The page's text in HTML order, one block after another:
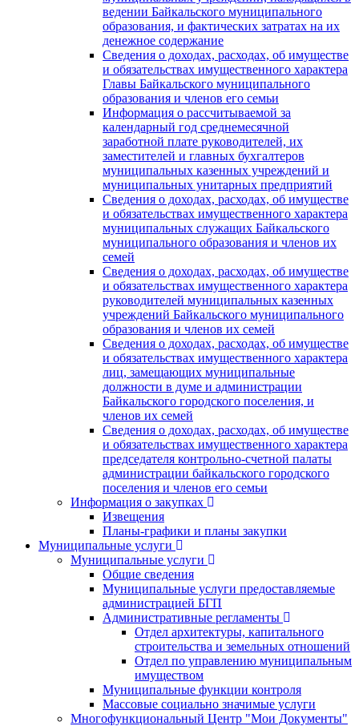
ведении Байкальского муниципального
образования, и фактических затратах на их
денежное содержание
Сведения о доходах, расходах, об имуществе
и обязательствах имущественного характера
Главы Байкальского муниципального
образования и членов его семьи
Информация о рассчитываемой за
календарный год среднемесячной
заработной плате руководителей, их
заместителей и главных бухгалтеров
муниципальных казенных учреждений и
муниципальных унитарных предприятий
Сведения о доходах, расходах, об имуществе
и обязательствах имущественного характера
муниципальных служащих Байкальского
муниципального образования и членов их
семей
Сведения о доходах, расходах, об имуществе
и обязательствах имущественного характера
руководителей муниципальных казенных
учреждений Байкальского муниципального
образования и членов их семей
Сведения о доходах, расходах, об имуществе
и обязательствах имущественного характера
лиц, замещающих муниципальные
должности в думе и администрации
Байкальского городского поселения, и
членов их семей
Сведения о доходах, расходах, об имуществе
и обязательствах имущественного характера
председателя контрольно-счетной палаты
администрации байкальского городского
поселения и членов его семьи
Информация о закупках
Извещения
Планы-графики и планы закупки
Муниципальные услуги
Муниципальные услуги
Общие сведения
Муниципальные услуги предоставляемые
администрацией БГП
Административные регламенты
Отдел архитектуры, капитального
строительства и земельных отношений
Отдел по управлению муниципальным
имуществом
Муниципальные функции контроля
Массовые социально значимые услуги
Многофункциональный Центр "Мои Документы"